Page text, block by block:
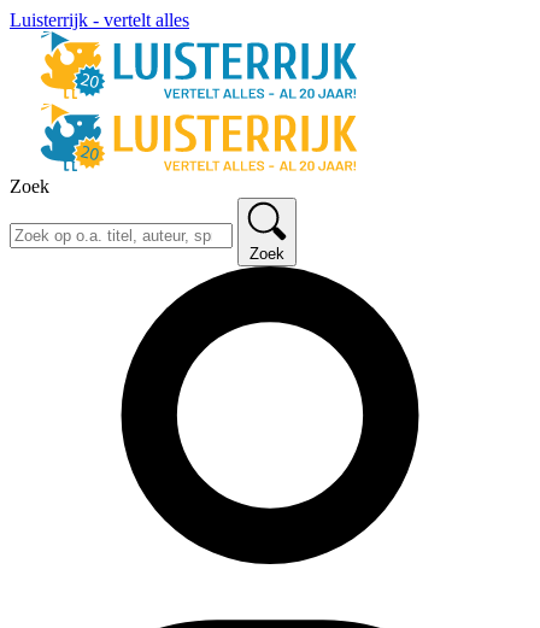
Luisterrijk - vertelt alles
Zoek
Zoek